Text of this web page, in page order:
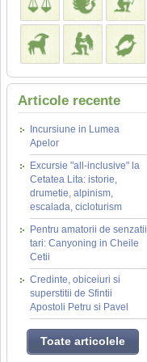
Articole recente
Incursiune in Lumea
Apelor
Excursie "all-inclusive" la
Cetatea Lita: istorie,
drumetie, alpinism,
escalada, cicloturism
Pentru amatorii de senzatii
tari: Canyoning in Cheile
Cetii
Credinte, obiceiuri si
superstitii de Sfintii
Apostoli Petru si Pavel
Toate articolele